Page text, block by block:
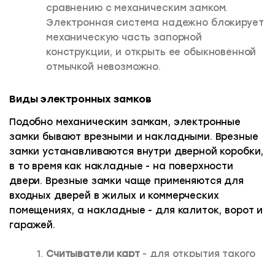
сравнению с механическим замком.
Электронная система надежно блокирует
механическую часть запорной
конструкции, и открыть ее обыкновенной
отмычкой невозможно.
Виды электронных замков
Подобно механическим замкам, электронные
замки бывают врезными и накладными. Врезные
замки устанавливаются внутри дверной коробки,
в то время как накладные - на поверхности
двери. Врезные замки чаще применяются для
входных дверей в жилых и коммерческих
помещениях, а накладные - для калиток, ворот и
гаражей.
Считыватели карт- для открытия такого